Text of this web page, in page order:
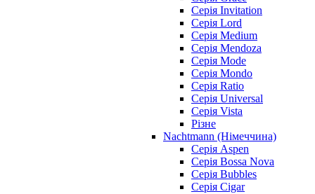
Серія Invitation
Серія Lord
Серія Medium
Серія Mendoza
Серія Mode
Серія Mondo
Серія Ratio
Серія Universal
Серія Vista
Різне
Nachtmann (Німеччина)
Серія Aspen
Серія Bossa Nova
Серія Bubbles
Серія Cigar